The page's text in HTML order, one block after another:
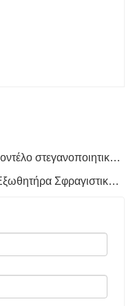
προηγούμενος : 2024 Τελευταίο μοντέλο στεγανοποιητικό εξωθητήρα δύο συστατικών
Επόμενο : Μηχανή Πνευματικού Εξωθητήρα Σφραγιστικών Δύο Συστατικών